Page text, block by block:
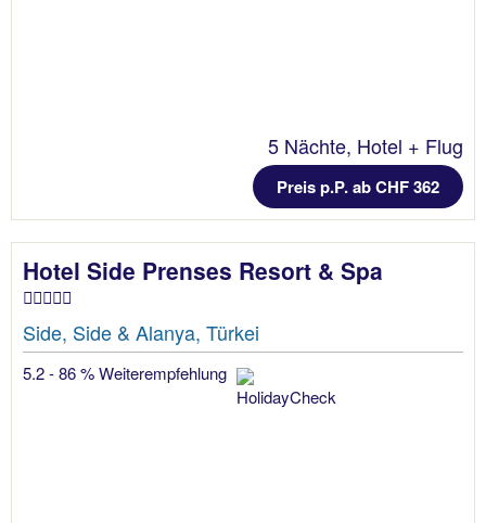
5 Nächte, Hotel + Flug
Preis p.P. ab CHF 362
Hotel Side Prenses Resort & Spa
Side, Side & Alanya, Türkei
5.2 - 86 % Weiterempfehlung